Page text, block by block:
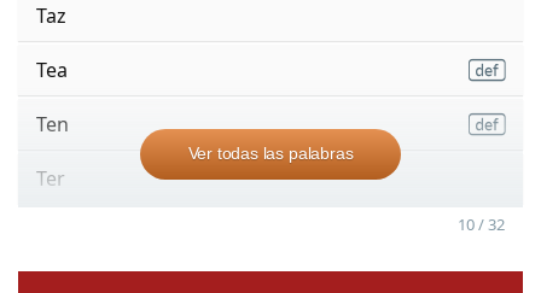
Taz
Tea
Ten
Ter
Ver todas las palabras
10 / 32